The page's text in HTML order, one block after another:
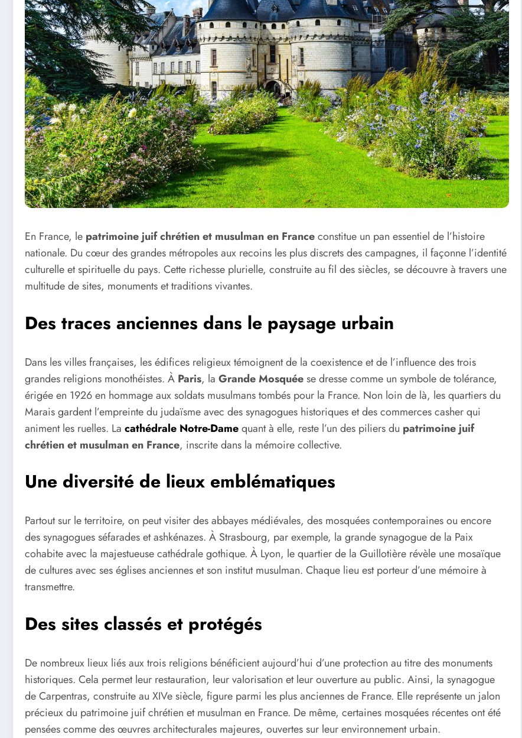
En France, le patrimoine juif chrétien et musulman en Franceconstitue un pan essentiel de l’histoire
nationale. Du cœur des grandes métropoles aux recoins les plus discrets des campagnes, il façonne l’identité
culturelle et spirituelle du pays. Cette richesse plurielle, construite au fil des siècles, se découvre à travers une
multitude de sites, monuments et traditions vivantes.
Des traces anciennes dans le paysage urbain
Dans les villes françaises, les édifices religieux témoignent de la coexistence et de l’influence des trois
grandes religions monothéistes. À Paris, la Grande Mosquéese dresse comme un symbole de tolérance,
érigée en 1926 en hommage aux soldats musulmans tombés pour la France. Non loin de là, les quartiers du
Marais gardent l’empreinte du judaïsme avec des synagogues historiques et des commerces casher qui
animent les ruelles. La cathédrale Notre-Damequant à elle, reste l’un des piliers du patrimoine juif
chrétien et musulman en France, inscrite dans la mémoire collective.
Une diversité de lieux emblématiques
Partout sur le territoire, on peut visiter des abbayes médiévales, des mosquées contemporaines ou encore
des synagogues séfarades et ashkénazes. À Strasbourg, par exemple, la grande synagogue de la Paix
cohabite avec la majestueuse cathédrale gothique. À Lyon, le quartier de la Guillotière révèle une mosaïque
de cultures avec ses églises anciennes et son institut musulman. Chaque lieu est porteur d’une mémoire à
transmettre.
Des sites classés et protégés
De nombreux lieux liés aux trois religions bénéficient aujourd’hui d’une protection au titre des monuments
historiques. Cela permet leur restauration, leur valorisation et leur ouverture au public. Ainsi, la synagogue
de Carpentras, construite au XIVe siècle, figure parmi les plus anciennes de France. Elle représente un jalon
précieux du patrimoine juif chrétien et musulman en France. De même, certaines mosquées récentes ont été
pensées comme des œuvres architecturales majeures, ouvertes sur leur environnement urbain.